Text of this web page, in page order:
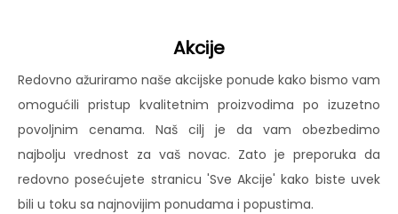
Akcije
Redovno ažuriramo naše akcijske ponude kako bismo vam
omogućili pristup kvalitetnim proizvodima po izuzetno
povoljnim cenama. Naš cilj je da vam obezbedimo
najbolju vrednost za vaš novac. Zato je preporuka da
redovno posećujete stranicu 'Sve Akcije' kako biste uvek
bili u toku sa najnovijim ponudama i popustima.